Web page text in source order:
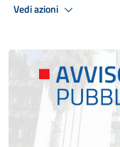
Vedi azioni